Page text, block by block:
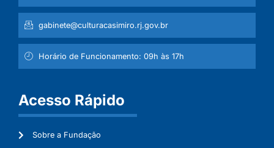
gabinete@culturacasimiro.rj.gov.br
Horário de Funcionamento: 09h às 17h
Acesso Rápido
Sobre a Fundação